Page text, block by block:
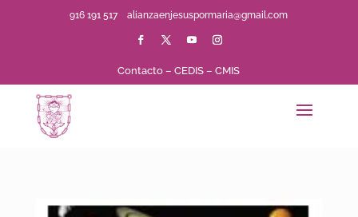
916 191 517alianzaenjesuspormaria@gmail.com
Contacto –CEDIS –CMIS